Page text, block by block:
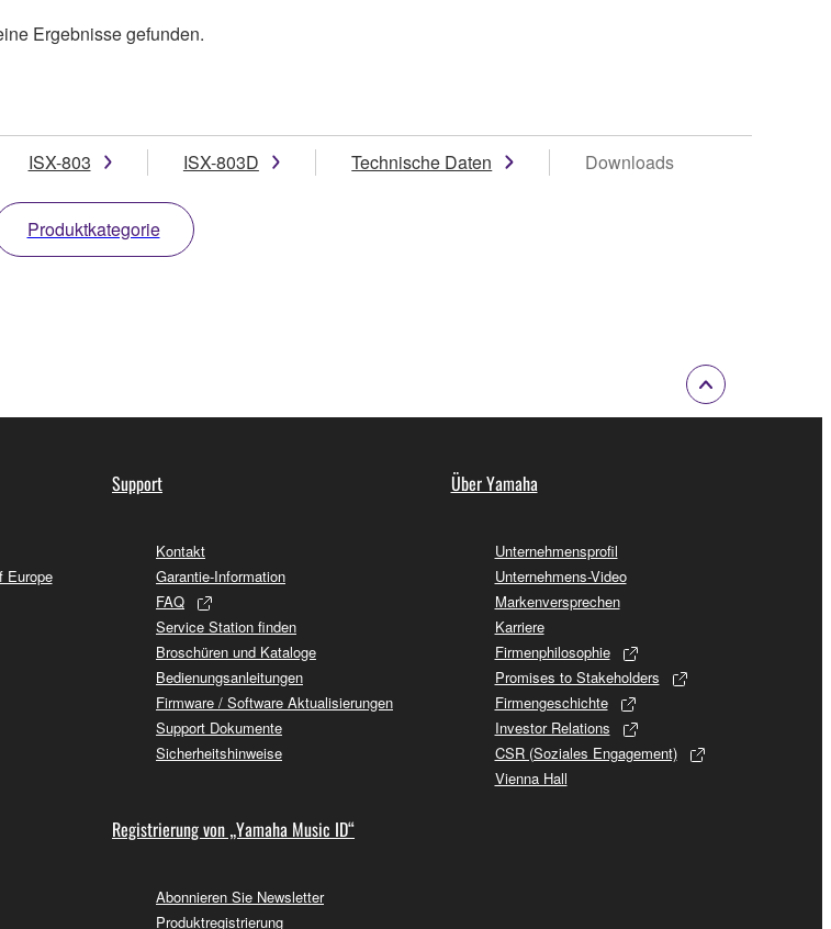
Ergebnisse gefunden.
ISX-803 ISX-803D Technische Daten Downloads
Produktkategorie
Europe
Support
Kontakt
Garantie-Information
FAQ
Service Station finden
Broschüren und Kataloge
Bedienungsanleitungen
Firmware / Software Aktualisierungen
Support Dokumente
Sicherheitshinweise
Registrierung von „Yamaha Music ID“
Abonnieren Sie Newsletter
Produktregistrierung
Über Yamaha
Unternehmensprofil
Unternehmens-Video
Markenversprechen
Karriere
Firmenphilosophie
Promises to Stakeholders
Firmengeschichte
Investor Relations
CSR (Soziales Engagement)
Vienna Hall